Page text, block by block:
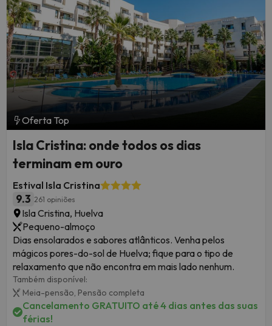
selecionado a preços competitivos.
Oferta Top
Isla Cristina: onde todos os dias
terminam em ouro
Estival Isla Cristina
9.3 261 opiniões
Isla Cristina, Huelva
Pequeno-almoço
Dias ensolarados e sabores atlânticos. Venha pelos
mágicos pores-do-sol de Huelva; fique para o tipo de
relaxamento que não encontra em mais lado nenhum.
Também disponível:
Meia-pensão, Pensão completa
Cancelamento GRATUITO até 4 dias antes das suas
férias!